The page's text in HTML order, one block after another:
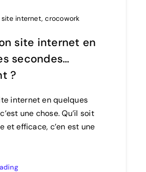
internet,crocowork
site internet en
secondes…
?
internet en quelques
une chose. Qu’il soit
et efficace, c’en est une